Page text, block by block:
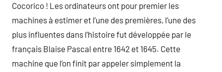
Cocorico ! Les ordinateurs ont pour premier les
machines à estimer et l’une des premières, l’une des
plus influentes dans l’histoire fut développée par le
français Blaise Pascal entre 1642 et 1645. Cette
machine que l’on finit par appeler simplement la